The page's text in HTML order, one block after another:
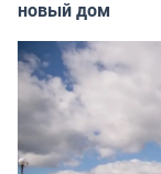
новый дом